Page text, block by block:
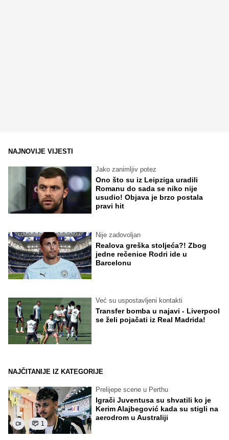
NAJNOVIJE VIJESTI
Jako zanimljiv potez
Ono što su iz Leipziga uradili
Romanu do sada se niko nije
usudio! Objava je brzo postala
pravi hit
Nije zadovoljan
Realova greška stoljeća?! Zbog
jedne rečenice Rodri ide u
Barcelonu
Već su uspostavljeni kontakti
Transfer bomba u najavi - Liverpool
se želi pojačati iz Real Madrida!
NAJČITANIJE IZ KATEGORIJE
1
Prelijepe scene u Perthu
Igrači Juventusa su shvatili ko je
Kerim Alajbegović kada su stigli na
aerodrom u Australiji